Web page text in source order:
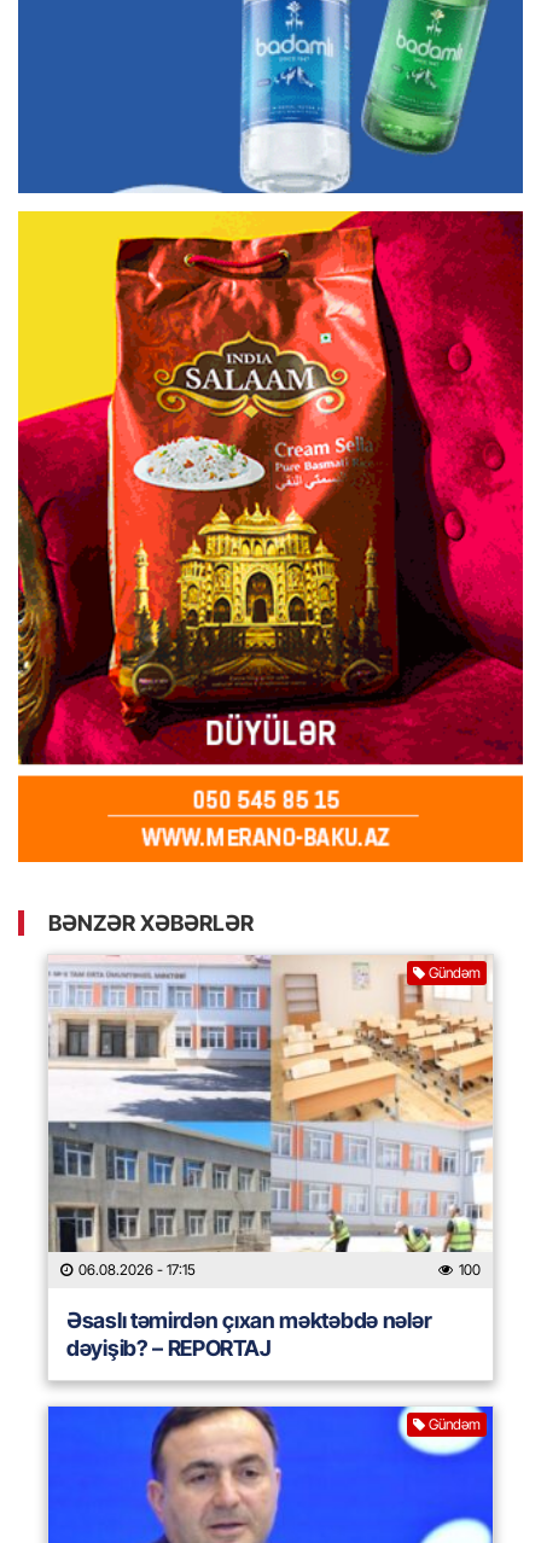
BƏNZƏR XƏBƏRLƏR
Gündəm
06.08.2026 - 17:15 100
Əsaslı təmirdən çıxan məktəbdə nələr
dəyişib? – REPORTAJ
Gündəm